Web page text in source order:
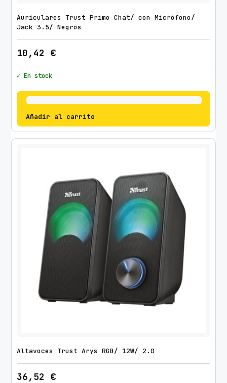
Auriculares Trust Primo Chat/ con Micrófono/
Jack 3.5/ Negros
10,42 €
✓ En stock
Añadir al carrito
Altavoces Trust Arys RGB/ 12W/ 2.0
36,52 €